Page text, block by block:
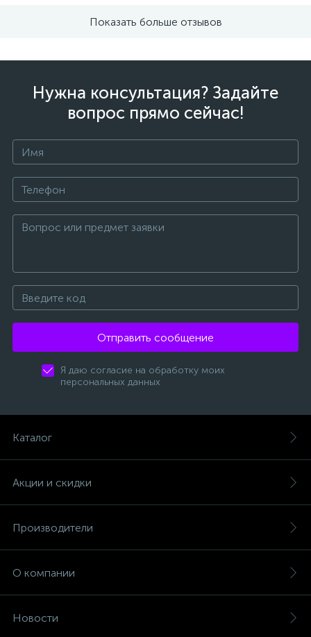
Показать больше отзывов
Нужна консультация? Задайте
вопрос прямо сейчас!
Отправить сообщение
Я даю согласие на обработку моих
персональных данных
Каталог
Акции и скидки
Производители
О компании
Новости